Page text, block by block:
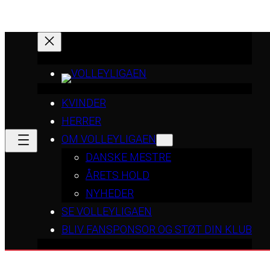
KVINDER
HERRER
OM VOLLEYLIGAEN
DANSKE MESTRE
ÅRETS HOLD
NYHEDER
SE VOLLEYLIGAEN
BLIV FANSPONSOR OG STØT DIN KLUB